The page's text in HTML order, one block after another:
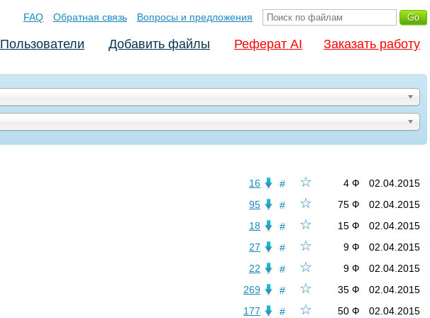
FAQ Обратная связь Вопросы и предложения
Пользователи Добавить файлы Реферат AI Заказать работу
☆
# 02.04.2015
4 Ф
16
☆
# 02.04.2015
75 Ф
95
☆
# 02.04.2015
15 Ф
18
☆
# 02.04.2015
9 Ф
27
☆
# 02.04.2015
9 Ф
22
☆
# 02.04.2015
35 Ф
269
☆
# 02.04.2015
50 Ф
177